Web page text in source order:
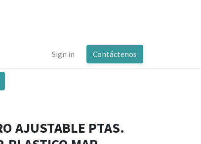
Sign in Contáctenos
AJUSTABLE PTAS.